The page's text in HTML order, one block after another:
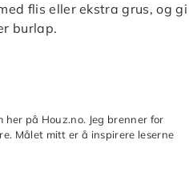
flis eller ekstra grus, og gi
burlap.
her på Houz.no. Jeg brenner for
Målet mitt er å inspirere leserne